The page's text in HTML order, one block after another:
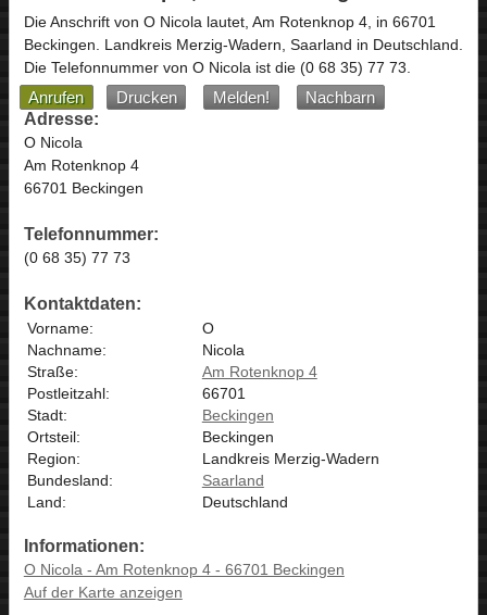
Die Anschrift von O Nicolalautet, Am Rotenknop 4, in 66701
Beckingen. Landkreis Merzig-Wadern, Saarland in Deutschland.
Die Telefonnummer von O Nicola ist die (0 68 35) 77 73.
Anrufen Drucken Melden!
Nachbarn
Adresse:
O Nicola
Am Rotenknop 4
66701 Beckingen
Telefonnummer:
(0 68 35) 77 73
Kontaktdaten:
Vorname:
O
Nachname:
Nicola
Straße:
Am Rotenknop 4
Postleitzahl:
66701
Stadt:
Beckingen
Ortsteil:
Beckingen
Region:
Landkreis Merzig-Wadern
Bundesland:
Saarland
Land:
Deutschland
Informationen:
O Nicola - Am Rotenknop 4 - 66701 Beckingen
Auf der Karte anzeigen